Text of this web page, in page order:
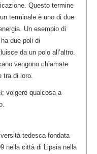
Questo termine
terminale è uno di due
Un esempio di
due poli di
da un polo all’altro.
vengono chiamate
tra di loro.
volgere qualcosa a
tedesca fondata
nella città di Lipsia nella